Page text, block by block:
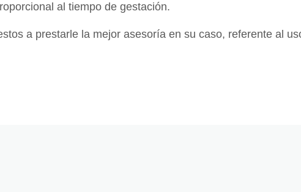
al tiempo de gestación.
a prestarle la mejor asesoría en su caso, referente al